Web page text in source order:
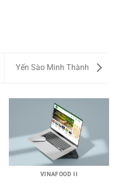
Yến Sào Minh Thành
VINAFOOD II